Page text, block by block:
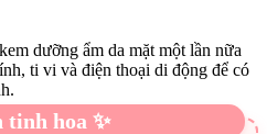
dưỡng ẩm da mặt một lần nữa
ti vi và điện thoại di động để có
tinh hoa ✨